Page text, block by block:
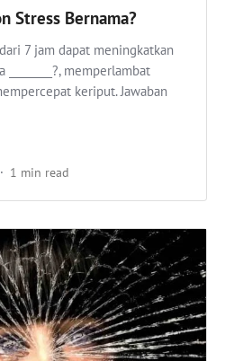
Stress Bernama?
7 jam dapat meningkatkan
memperlambat
keriput. Jawaban
1 min read